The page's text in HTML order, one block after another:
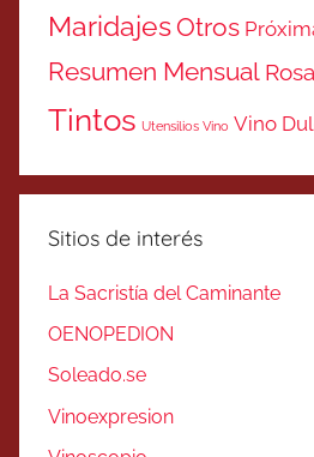
MaridajesOtros
Resumen Mensual
Tintos Utensilios Vino Vino
Sitios de interés
La Sacristía del Caminante
OENOPEDION
Soleado.se
Vinoexpresion